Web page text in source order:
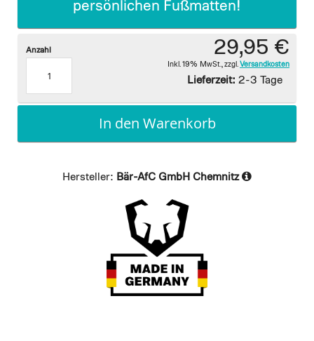
persönlichen Fußmatten!
29,95 €
Inkl. 19% MwSt. zzgl. Versandkosten
Lieferzeit: 2-3 Tage
Anzahl
In den Warenkorb
Hersteller: Bär-AfC GmbH Chemnitz